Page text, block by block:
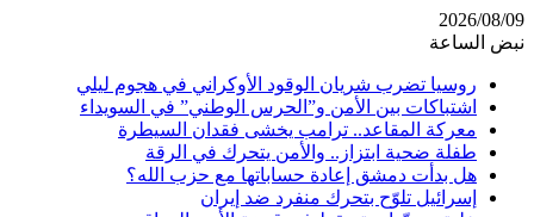
2026/08/09
نبض الساعة
روسيا تضرب شريان الوقود الأوكراني في هجوم ليلي
اشتباكات بين الأمن و”الحرس الوطني” في السويداء
معركة المقاعد.. ترامب يخشى فقدان السيطرة
طفلة ضحية ابتزاز.. والأمن يتحرك في الرقة
هل بدأت دمشق إعادة حساباتها مع حزب الله؟
إسرائيل تلوّح بتحرك منفرد ضد إيران